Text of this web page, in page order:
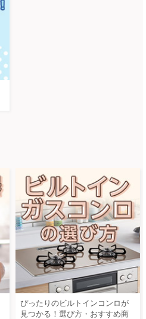
ぴったりのビルトインコンロが
見つかる！選び方・おすすめ商